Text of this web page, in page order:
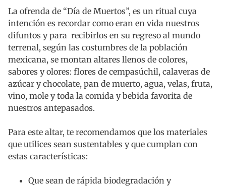
La ofrenda de “Día de Muertos”, es un ritual cuya
intención es recordar como eran en vida nuestros
difuntos y para recibirlos en su regreso al mundo
terrenal, según las costumbres de la población
mexicana, se montan altares llenos de colores,
sabores y olores: flores de cempasúchil, calaveras de
azúcar y chocolate, pan de muerto, agua, velas, fruta,
vino, mole y toda la comida y bebida favorita de
nuestros antepasados.
Para este altar, te recomendamos que los materiales
que utilices sean sustentables y que cumplan con
estas características:
Que sean de rápida biodegradación y